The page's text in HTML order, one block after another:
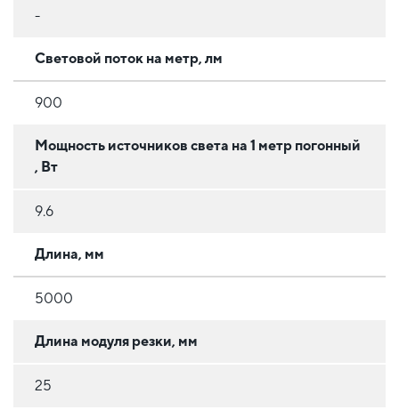
-
Световой поток на метр, лм
900
Мощность источников света на 1 метр погонный
, Вт
9.6
Длина, мм
5000
Длина модуля резки, мм
25